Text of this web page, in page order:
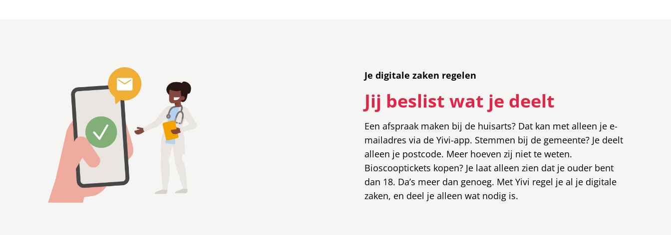
Je digitale zaken regelen
Jij beslist wat je deelt
Een afspraak maken bij de huisarts? Dat kan met alleen je e-
mailadres via de Yivi-app. Stemmen bij de gemeente? Je deelt
alleen je postcode. Meer hoeven zij niet te weten.
Bioscooptickets kopen? Je laat alleen zien dat je ouder bent
dan 18. Da’s meer dan genoeg. Met Yivi regel je al je digitale
zaken, en deel je alleen wat nodig is.